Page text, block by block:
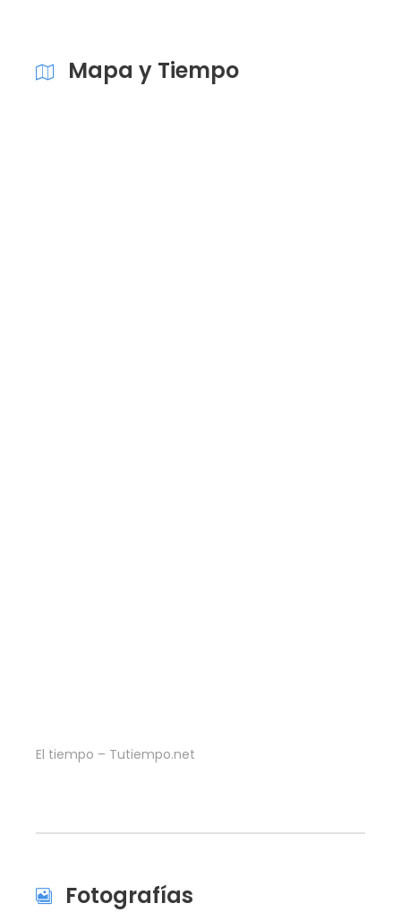
Mapa y Tiempo
El tiempo – Tutiempo.net
Fotografías